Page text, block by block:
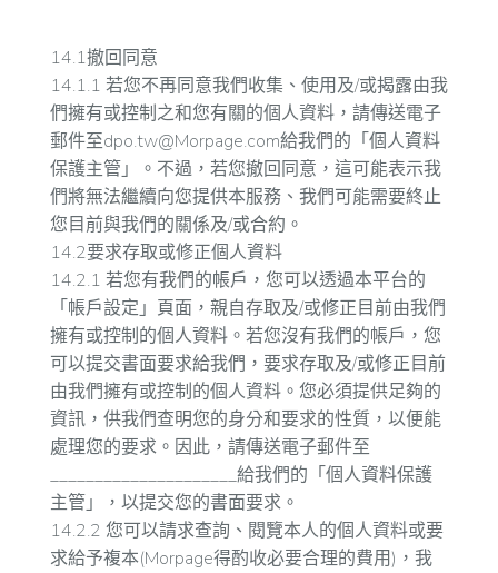
14.1撤回同意
14.1.1 若您不再同意我們收集、使用及/或揭露由我
們擁有或控制之和您有關的個人資料，請傳送電子
郵件至dpo.tw@Morpage.com給我們的「個人資料
保護主管」。不過，若您撤回同意，這可能表示我
們將無法繼續向您提供本服務、我們可能需要終止
您目前與我們的關係及/或合約。
14.2要求存取或修正個人資料
14.2.1 若您有我們的帳戶，您可以透過本平台的
「帳戶設定」頁面，親自存取及/或修正目前由我們
擁有或控制的個人資料。若您沒有我們的帳戶，您
可以提交書面要求給我們，要求存取及/或修正目前
由我們擁有或控制的個人資料。您必須提供足夠的
資訊，供我們查明您的身分和要求的性質，以便能
處理您的要求。因此，請傳送電子郵件至
_____________________給我們的「個人資料保護
主管」，以提交您的書面要求。
14.2.2 您可以請求查詢、閱覽本人的個人資料或要
求給予複本(Morpage得酌收必要合理的費用)，我